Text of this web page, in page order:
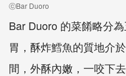
ⓒBar Duoro
Bar Duoro 的菜餚略分
胃，酥炸鱈魚的質地介
間，外酥內嫩，一咬下